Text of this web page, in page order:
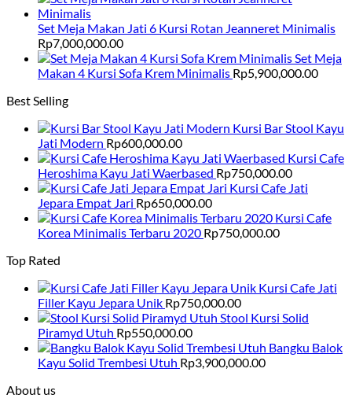
Set Meja Makan Jati 6 Kursi Rotan Jeanneret Minimalis
Rp7,000,000.00
Set Meja
Makan 4 Kursi Sofa Krem Minimalis Rp5,900,000.00
Best Selling
Kursi Bar Stool Kayu
Jati Modern Rp600,000.00
Kursi Cafe
Heroshima Kayu Jati Waerbased Rp750,000.00
Kursi Cafe Jati
Jepara Empat Jari Rp650,000.00
Kursi Cafe
Korea Minimalis Terbaru 2020 Rp750,000.00
Top Rated
Kursi Cafe Jati
Filler Kayu Jepara Unik Rp750,000.00
Stool Kursi Solid
Piramyd Utuh Rp550,000.00
Bangku Balok
Kayu Solid Trembesi Utuh Rp3,900,000.00
About us